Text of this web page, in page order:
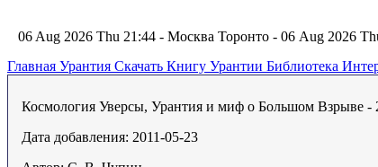
06 Aug 2026 Thu 21:44 - Москва Торонто - 06 Aug 2026
Главная Урантия Скачать Книгу Урантии Библиотека
Космология Уверсы, Урантия и миф о Большом Взрыве -
Дата добавления: 2011-05-23